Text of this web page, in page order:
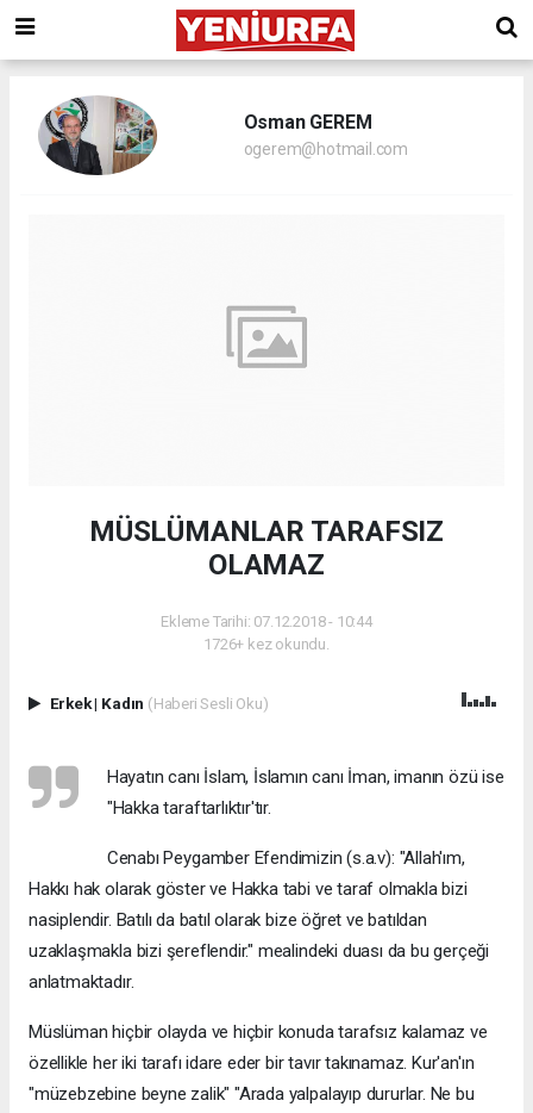
Osman GEREM
ogerem@hotmail.com
MÜSLÜMANLAR TARAFSIZ
OLAMAZ
Ekleme Tarihi: 07.12.2018 - 10:44
1726+ kez okundu.
Erkek| Kadın (Haberi Sesli Oku)
Hayatın canı İslam, İslamın canı İman, imanın özü ise
"Hakka taraftarlıktır'tır.
Cenabı Peygamber Efendimizin (s.a.v): "Allah'ım,
Hakkı hak olarak göster ve Hakka tabi ve taraf olmakla bizi
nasiplendir. Batılı da batıl olarak bize öğret ve batıldan
uzaklaşmakla bizi şereflendir." mealindeki duası da bu gerçeği
anlatmaktadır.
Müslüman hiçbir olayda ve hiçbir konuda tarafsız kalamaz ve
özellikle her iki tarafı idare eder bir tavır takınamaz. Kur'an'ın
"müzebzebine beyne zalik" "Arada yalpalayıp dururlar. Ne bu